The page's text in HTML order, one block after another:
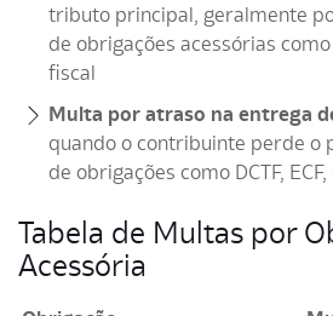
tributo principal, geralmente
de obrigações acessórias
fiscal
Multa por atraso na entrega
quando o contribuinte perde o
de obrigações como DCTF, ECF,
Tabela de Multas por
Acessória